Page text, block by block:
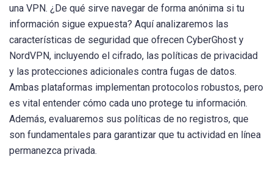
una VPN. ¿De qué sirve navegar de forma anónima si tu
información sigue expuesta? Aquí analizaremos las
características de seguridad que ofrecen CyberGhost y
NordVPN, incluyendo el cifrado, las políticas de privacidad
y las protecciones adicionales contra fugas de datos.
Ambas plataformas implementan protocolos robustos, pero
es vital entender cómo cada uno protege tu información.
Además, evaluaremos sus políticas de no registros, que
son fundamentales para garantizar que tu actividad en línea
permanezca privada.